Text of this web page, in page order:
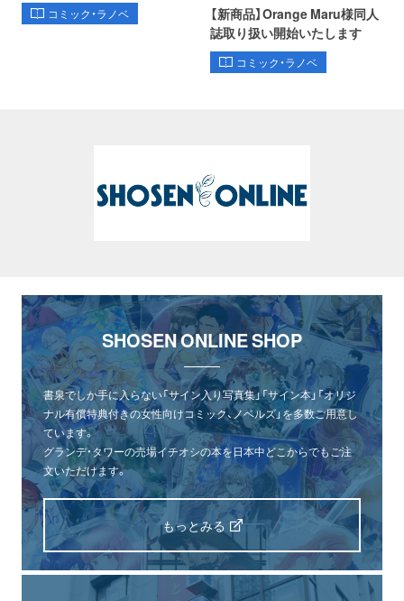
コミック・ラノベ
【新商品】Orange Maru様同人
誌取り扱い開始いたします
コミック・ラノベ
SHOSEN ONLINE SHOP
書泉でしか手に入らない「サイン入り写真集」「サイン本」「オリジ
ナル有償特典付きの女性向けコミック、ノベルズ」を多数ご用意し
ています。
グランデ・タワーの売場イチオシの本を日本中どこからでもご注
文いただけます。
もっとみる